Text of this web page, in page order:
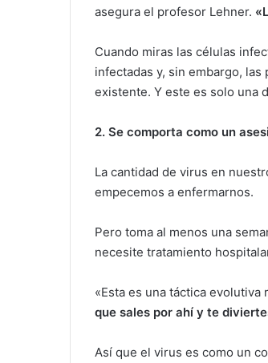
asegura el profesor Lehner.
Cuando miras las células
infectadas y, sin embargo,
existente. Y este es solo una
2. Se comporta como un
La cantidad de virus en
empecemos a enfermarnos.
Pero toma al menos una
necesite tratamiento
«Esta es una táctica
que sales por ahí y te
Así que el virus es como un